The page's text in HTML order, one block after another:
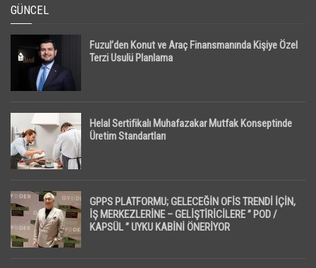
GÜNCEL
Fuzul’den Konut ve Araç Finansmanında Kişiye Özel
Terzi Usulü Planlama
Helal Sertifikalı Muhafazakar Mutfak Konseptinde
Üretim Standartları
GPPS PLATFORMU; GELECEĞİN OFİS TRENDİ İÇİN,
İŞ MERKEZLERİNE – GELİŞTİRİCİLERE ” POD /
KAPSÜL ” UYKU KABİNİ ÖNERİYOR